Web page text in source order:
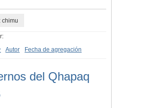
chimu
Autor Fecha de agregación
del Qhapaq